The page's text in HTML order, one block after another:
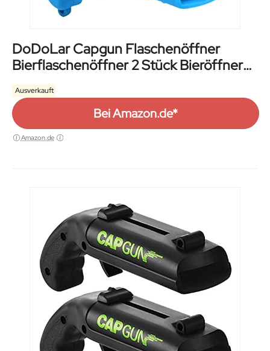
DoDoLar Capgun Flaschenöffner
Bierflaschenöffner 2 Stück Bieröffner
Pistole Cap Gun Kappe Zappa
Flaschenöffner Pistole Mit Tragetasche
Blau und Schwarz
Ausverkauft
Bei Amazon.de*
Amazon.de